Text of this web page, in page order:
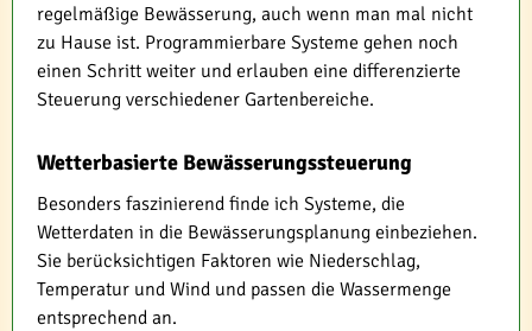
regelmäßige Bewässerung, auch wenn man mal nicht
zu Hause ist. Programmierbare Systeme gehen noch
einen Schritt weiter und erlauben eine differenzierte
Steuerung verschiedener Gartenbereiche.
Wetterbasierte Bewässerungssteuerung
Besonders faszinierend finde ich Systeme, die
Wetterdaten in die Bewässerungsplanung einbeziehen.
Sie berücksichtigen Faktoren wie Niederschlag,
Temperatur und Wind und passen die Wassermenge
entsprechend an.